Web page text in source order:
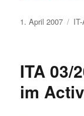
Veröffentlicht
1. April 2007
ITA 03/
im